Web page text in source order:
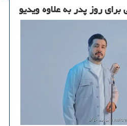
روز پدر به علاوه ویدیو